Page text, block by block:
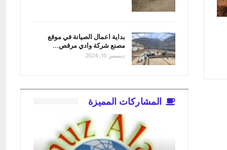
بداية اعمال الصيانة في موقع
مصنع شركة وادي مرقص…
ديسمبر 10, 2024
المشاركات المميزة